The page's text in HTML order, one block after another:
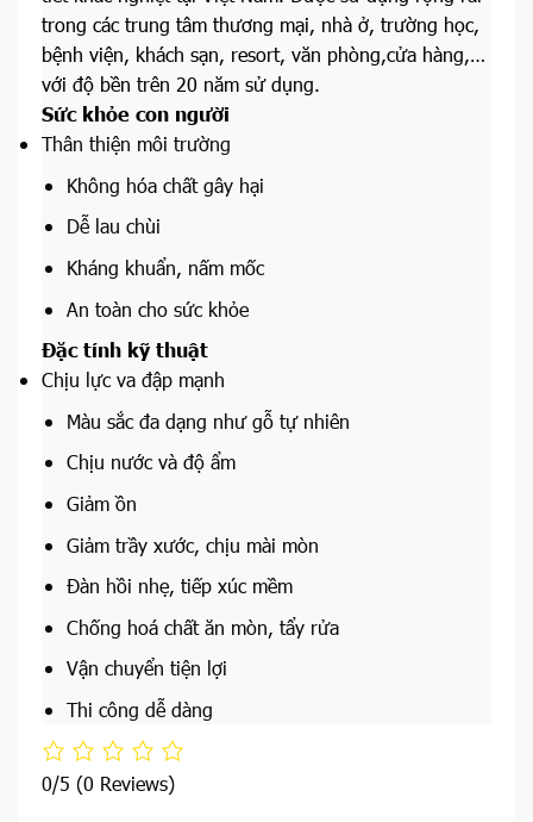
trong các trung tâm thương mại, nhà ở, trường học,
bệnh viện, khách sạn, resort, văn phòng,cửa hàng,…
với độ bền trên 20 năm sử dụng.
Sức khỏe con người
Thân thiện môi trường
Không hóa chất gây hại
Dễ lau chùi
Kháng khuẩn, nấm mốc
An toàn cho sức khỏe
Đặc tính kỹ thuật
Chịu lực va đập mạnh
Màu sắc đa dạng như gỗ tự nhiên
Chịu nước và độ ẩm
Giảm ồn
Giảm trầy xước, chịu mài mòn
Đàn hồi nhẹ, tiếp xúc mềm
Chống hoá chất ăn mòn, tẩy rửa
Vận chuyển tiện lợi
Thi công dễ dàng
0/5 (0 Reviews)